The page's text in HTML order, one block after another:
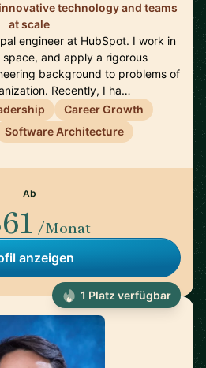
technology and teams
at scale
engineer at HubSpot. I work in
and apply a rigorous
background to problems of
Recently, I ha…
Career Growth
Software Architecture
Ab
/Monat
anzeigen
1 Platz verfügbar